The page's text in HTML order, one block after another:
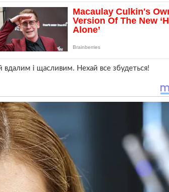
вдалим і щасливим. Нехай все збудеться!